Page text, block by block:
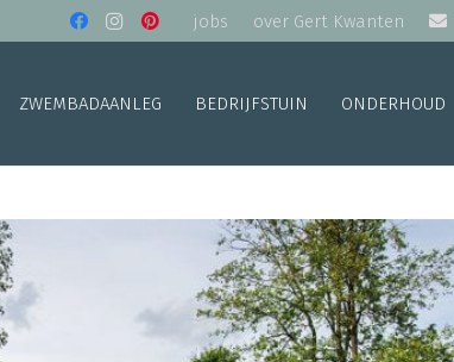
jobs over Gert Kwanten
ZWEMBADAANLEG BEDRIJFSTUIN ONDERHOUD